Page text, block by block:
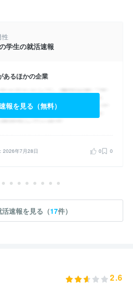
学生の就活速報
あるほかの企業
報を見る（無料）
2026年7月28日 0 0
速報を見る（17件）
2.6